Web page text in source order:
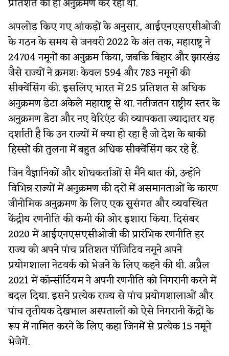
अपलोड किए गए आंकड़ों के अनुसार, आईएनएसएसीओजी
के गठन के समय से जनवरी 2022 के अंत तक, महाराष्ट्र ने
24704 नमूनों का अनुक्रम किया, जबकि बिहार और झारखंड
जैसे राज्यों ने क्रमशः केवल 594 और 783 नमूनों की
सीक्वेंसिंग की. इसलिए भारत में 25 प्रतिशत से अधिक
अनुक्रमण डेटा अकेले महाराष्ट्र से था. नतीजतन राष्ट्रीय स्तर के
अनुक्रमण डेटा और नए वेरिएंट की व्यापकता ज्यादातर यह
दर्शाती है कि उन राज्यों में क्या हो रहा है जो देश के बाकी
हिस्सों की तुलना में बहुत अधिक सीक्वेंसिंग कर रहे हैं.
जिन वैज्ञानिकों और शोधकर्ताओं से मैंने बात की, उन्होंने
विभिन्न राज्यों में अनुक्रमण की दरों में असमानताओं के कारण
जीनोमिक अनुक्रमण के लिए एक सुसंगत और व्यवस्थित
केंद्रीय रणनीति की कमी की ओर इशारा किया. दिसंबर
2020 में आईएनएसएसीओजी की प्रारंभिक रणनीति हर
राज्य को अपने पांच प्रतिशत पॉजिटिव नमूने अपने
प्रयोगशाला नेटवर्क को भेजने के लिए कहने की थी. अप्रैल
2021 में कॉन्सॉर्टियम ने अपनी रणनीति को निगरानी करने में
बदल दिया. इसने प्रत्येक राज्य से पांच प्रयोगशालाओं और
पांच तृतीयक देखभाल अस्पतालों को ऐसे निगरानी केंद्रों के
रूप में नामित करने के लिए कहा जिनमें से प्रत्येक 15 नमूने
भेजेगें.